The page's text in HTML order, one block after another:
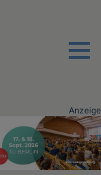
Menu
Anzeige